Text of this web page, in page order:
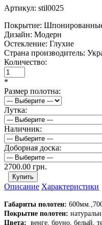
Артикул: stil0025
Покрытие:
Дизайн: Модерн
Остекление: Глухие
Страна производитель:
Количество:
*
Размер полотна:
Лутка:
Наличник:
Доборная доска:
2700.00 грн.
Описание Характеристики
Габариты полотен:
Покрытие полотен:
Цвета: венге, бруно, белый,